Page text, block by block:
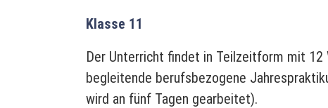
Klasse 11
Der Unterricht findet in Teilzeitform mit 12
begleitende berufsbezogene
wird an fünf Tagen gearbeitet).